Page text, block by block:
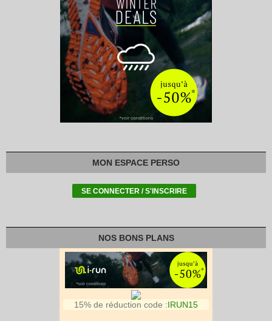
MON ESPACE PERSO
NOS BONS PLANS
15% de réduction code :IRUN15